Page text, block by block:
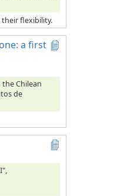
their flexibility.
a first
Chilean
de